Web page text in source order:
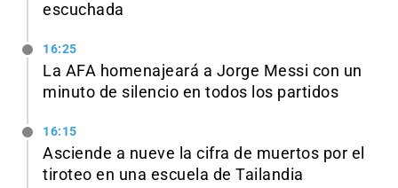
escuchada
16:25
La AFA homenajeará a Jorge Messi con un
minuto de silencio en todos los partidos
16:15
Asciende a nueve la cifra de muertos por el
tiroteo en una escuela de Tailandia